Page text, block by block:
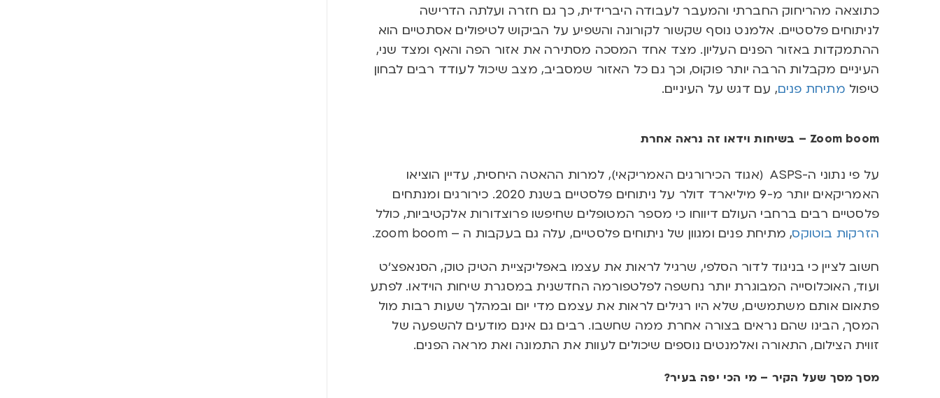
כתוצאה מהריחוק החברתי והמעבר לעבודה היברידית, כך גם חזרה ועלתה הדרישה
לניתוחים פלסטיים. אלמנט נוסף שקשור לקורונה והשפיע על הביקוש לטיפולים אסתטיים הוא
ההתמקדות באזור הפנים העליון. מצד אחד המסכה מסתירה את אזור הפה והאף ומצד שני,
העיניים מקבלות הרבה יותר פוקוס, וכך גם כל האזור שמסביב, מצב שיכול לעודד רבים לבחון
טיפול מתיחת פנים, עם דגש על העיניים.
Zoom boom– בשיחות וידאו זה נראה אחרת
על פי נתוני ה-ASPS (אגוד הכירורגים האמריקאי), למרות ההאטה היחסית, עדיין הוציאו
האמריקאים יותר מ-9 מיליארד דולר על ניתוחים פלסטיים בשנת 2020. כירורגים ומנתחים
פלסטיים רבים ברחבי העולם דיווחו כי מספר המטופלים שחיפשו פרוצדורות אלקטיביות, כולל
הזרקות בוטוקס, מתיחת פנים ומגוון של ניתוחים פלסטיים, עלה גם בעקבות ה – zoom boom.
חשוב לציין כי בניגוד לדור הסלפי, שרגיל לראות את עצמו באפליקציית הטיק טוק, הסנאפצ’ט
ועוד, האוכלוסייה המבוגרת יותר נחשפה לפלטפורמה החדשנית במסגרת שיחות הוידאו. לפתע
פתאום אותם משתמשים, שלא היו רגילים לראות את עצמם מדי יום ובמהלך שעות רבות מול
המסך, הבינו שהם נראים בצורה אחרת ממה שחשבו. רבים גם אינם מודעים להשפעה של
זווית הצילום, התאורה ואלמנטים נוספים שיכולים לעוות את התמונה ואת מראה הפנים.
מסך מסך שעל הקיר – מי הכי יפה בעיר?